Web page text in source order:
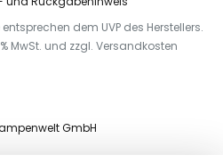
dem UVP des Herstellers.
MwSt. und zzgl. Versandkosten
GmbH